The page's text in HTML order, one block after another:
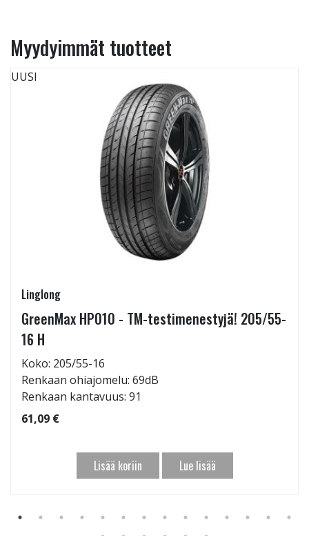
Myydyimmät tuotteet
UUSI
Linglong
GreenMax HP010 - TM-testimenestyjä! 205/55-
16 H
Koko: 205/55-16
Renkaan ohiajomelu: 69dB
Renkaan kantavuus: 91
61,09 €
Lisää koriin Lue lisää